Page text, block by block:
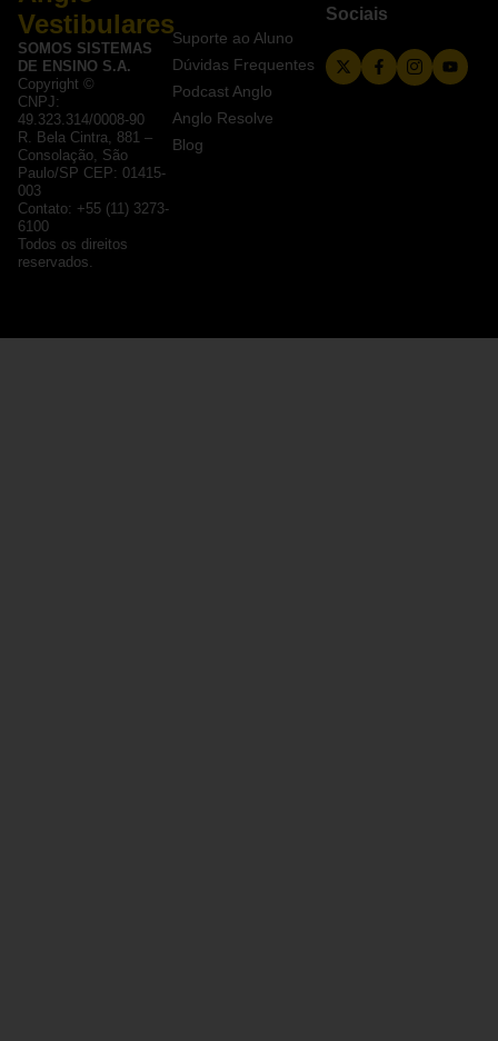
Vestibulares
SOMOS SISTEMAS
DE ENSINO S.A.
Copyright ©
CNPJ:
49.323.314/0008-90
R. Bela Cintra, 881 –
Consolação, São
Paulo/SP CEP: 01415-
003
Contato: +55 (11) 3273-
6100
Todos os direitos
reservados.
Suporte ao Aluno
Dúvidas Frequentes
Podcast Anglo
Anglo Resolve
Blog
Sociais